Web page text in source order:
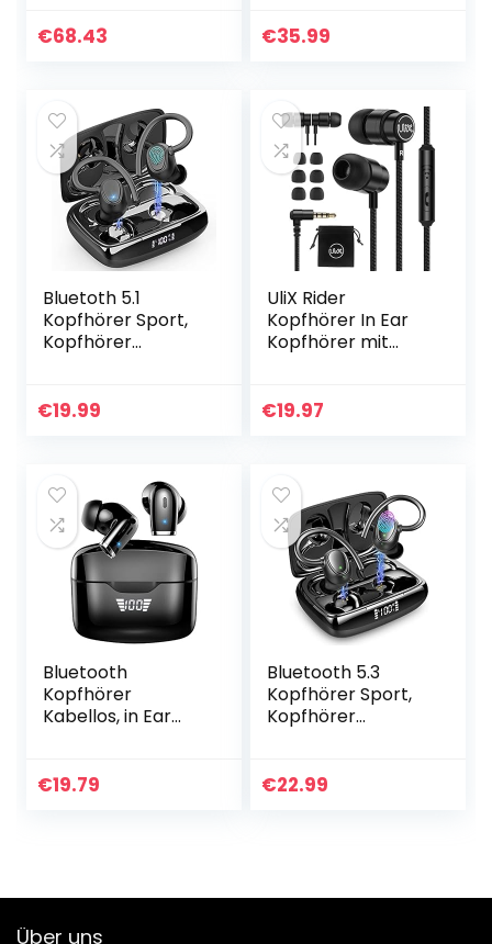
Noise Cancelling
AKG…
€68.43
Mic, 50Std
€35.99
Bluetoth 5.1
Kopfhörer Sport,
Kopfhörer
Sportkopfhörer
€19.99
UliX Rider
Kopfhörer In Ear
Kopfhörer mit
Garantie,
€19.97
Bluetooth
Kopfhörer
Kabellos, in Ear
Dual HD Mikrofon,
€19.79
Bluetooth 5.3
Kopfhörer Sport,
Kopfhörer
Bluetooth Stereo
€22.99
Über uns